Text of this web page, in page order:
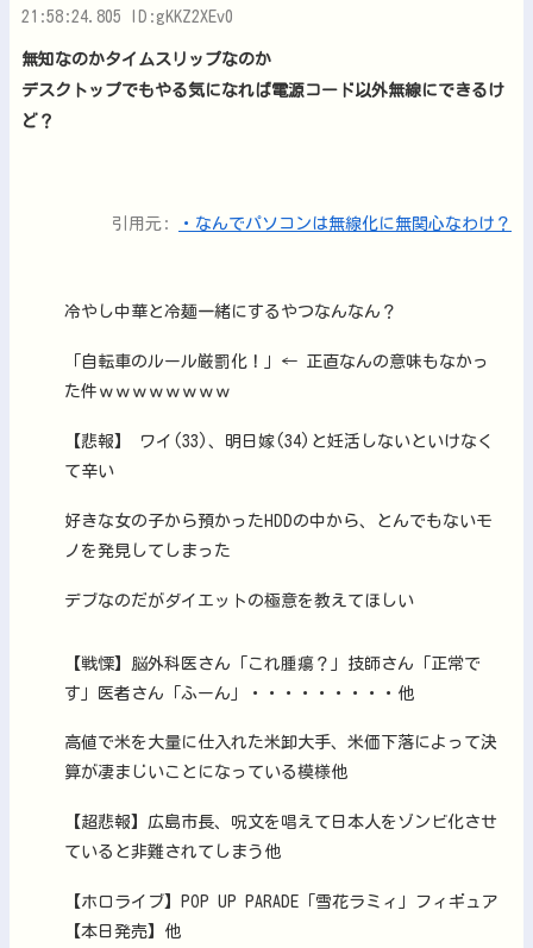
21:58:24.805 ID:gKKZ2XEv0
無知なのかタイムスリップなのか
デスクトップでもやる気になれば電源コード以外無線にできるけ
ど？
引用元: ・なんでパソコンは無線化に無関心なわけ？
冷やし中華と冷麺一緒にするやつなんなん？
「自転車のルール厳罰化！」← 正直なんの意味もなかっ
た件ｗｗｗｗｗｗｗｗ
【悲報】 ワイ(33)、明日嫁(34)と妊活しないといけなく
て辛い
好きな女の子から預かったHDDの中から、とんでもないモ
ノを発見してしまった
デブなのだがダイエットの極意を教えてほしい
【戦慄】脳外科医さん「これ腫瘍？」技師さん「正常で
す」医者さん「ふーん」・・・・・・・・・他
高値で米を大量に仕入れた米卸大手、米価下落によって決
算が凄まじいことになっている模様他
【超悲報】広島市長、呪文を唱えて日本人をゾンビ化させ
ていると非難されてしまう他
【ホロライブ】POP UP PARADE「雪花ラミィ」フィギュア
【本日発売】他